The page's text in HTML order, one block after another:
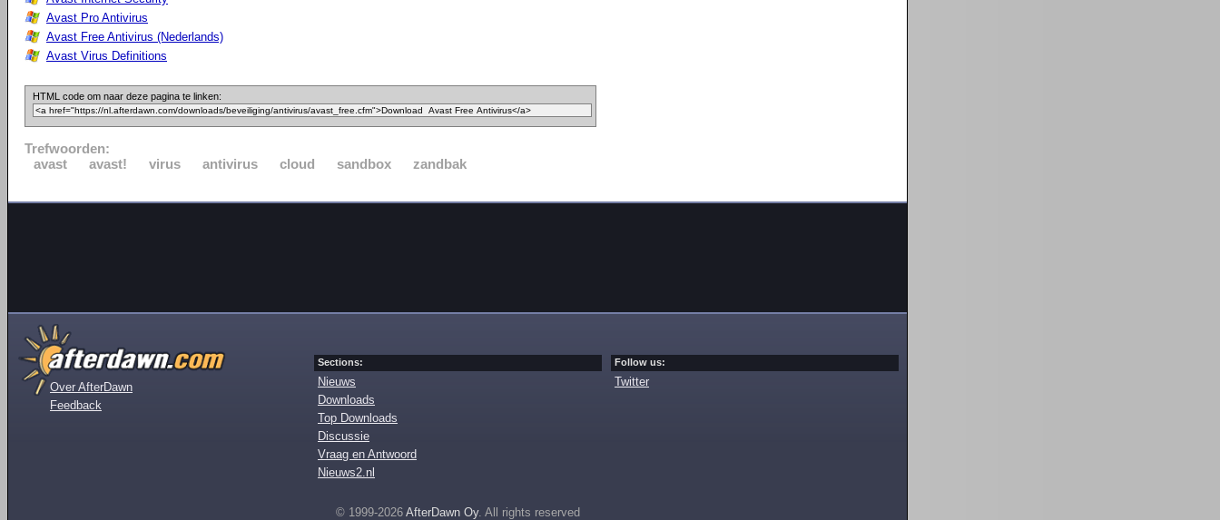
Avast Pro Antivirus
Avast Free Antivirus (Nederlands)
Avast Virus Definitions
HTML code om naar deze pagina te linken:
Trefwoorden:
avast
avast! virus antivirus cloud sandbox zandbak
Over AfterDawn
Feedback
Sections:
Nieuws
Downloads
Top Downloads
Discussie
Vraag en Antwoord
Nieuws2.nl
Follow us:
Twitter
© 1999-2026 AfterDawn Oy. All rights reserved